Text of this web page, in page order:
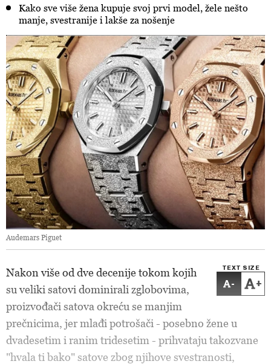
Kako sve više žena kupuje svoj prvi model, žele nešto
manje, svestranije i lakše za nošenje
Audemars Piguet
TEXT SIZE
- +
Nakon više od dve decenije tokom kojih
su veliki satovi dominirali zglobovima,
proizvođači satova okreću se manjim
prečnicima, jer mlađi potrošači - posebno žene u
dvadesetim i ranim tridesetim - prihvataju takozvane
"hvala ti bako" satove zbog njihove svestranosti,